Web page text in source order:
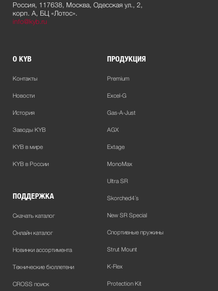
Россия, 117638, Москва, Одесская ул., 2,
корп. А, БЦ «Лотос».
info@kyb.ru
О KYB
Контакты
Новости
История
Заводы KYB
KYB в мире
KYB в России
ПОДДЕРЖКА
Скачать каталог
Онлайн каталог
Новинки ассортимента
Технические бюллетени
CROSS поиск
ПРОДУКЦИЯ
Premium
Excel-G
Gas-A-Just
AGX
Extage
MonoMax
Ultra SR
Skorched4´s
New SR Special
Спортивные пружины
Strut Mount
K-Flex
Protection Kit